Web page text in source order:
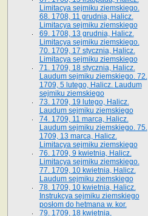
Limitacya sejmiku ziemskiego.
68. 1708, 11 grudnia, Halicz.
Limitacya sejmiku ziemskiego
69. 1708, 13 grudnia, Halicz.
Limitacya sejmiku ziemskiego.
70. 1709, 17 stycznia, Halicz.
Limitacya sejmiku ziemskiego
71. 1709, 18 stycznia, Halicz.
Laudum sejmiku ziemskiego. 72.
1709, 5 lutego, Halicz. Laudum
sejmiku ziemskiego
73. 1709, 19 lutego, Halicz.
Laudum sejmiku ziemskiego
74. 1709, 11 marca, Halicz.
Laudum sejmiku ziemskiego. 75.
1709, 13 marca, Halicz.
Limitacya sejmiku ziemskiego
76. 1709, 9 kwietnia, Halicz.
Limitacya sejmiku ziemskiego.
77. 1709, 10 kwietnia, Halicz.
Laudum sejmiku ziemskiego
78. 1709, 10 kwietnia, Halicz.
Instrukcya sejmiku ziemskiego
posłom do hetmana w. kor.
79. 1709, 18 kwietnia,